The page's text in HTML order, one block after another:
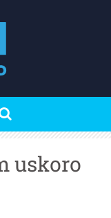
uskoro